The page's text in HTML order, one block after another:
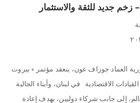
جديد للثقة والاستثمار
العماد جوزاف عون، ينعقد مؤتمر » بيروت
الاقتصادية في لبنان، وأبناء الجالية
إلى جانب شركاء دوليين، بهدف إعادة